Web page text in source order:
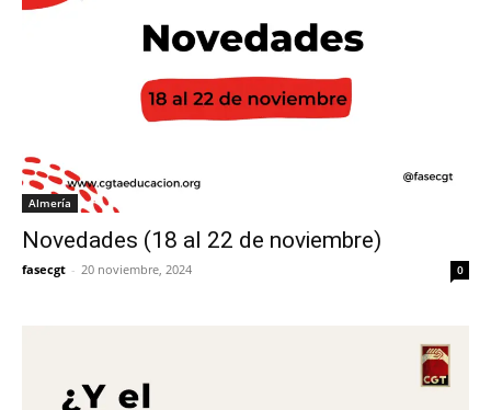
Almería
Novedades (18 al 22 de noviembre)
fasecgt - 20 noviembre, 2024 0